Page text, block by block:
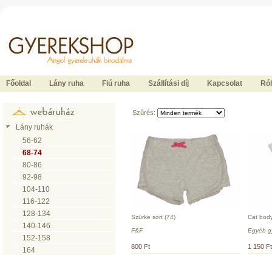
Főoldal Lány ruha Fiú ruha Szállítási díj Kapcsolat
Lány ruhák
56-62
68-74
80-86
92-98
104-110
116-122
128-134
140-146
152-158
164
Szûrés:
Szürke sort (74)
F&F
800 Ft
Cat
Egyéb
1 150 Ft